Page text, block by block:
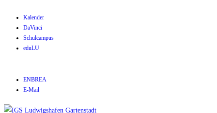
Kalender
DaVinci
Schulcampus
eduLU
ENBREA
E-Mail